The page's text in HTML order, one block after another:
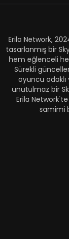
Erila Network,
tasarlanmış bir
hem eğlenceli
Sürekli
oyuncu odaklı
unutulmaz bir
Erila
samimi